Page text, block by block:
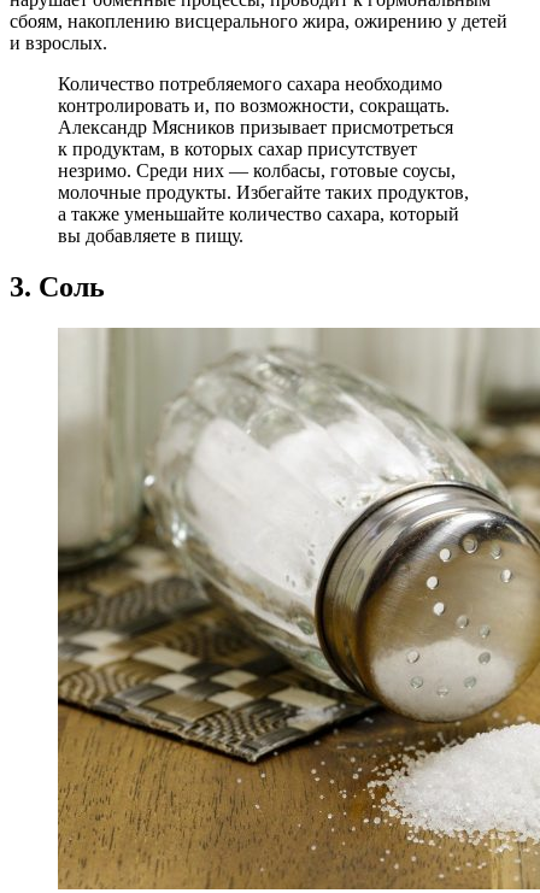
сбоям, накоплению висцерального жира, ожирению у детей
и взрослых.
Количество потребляемого сахара необходимо
контролировать и, по возможности, сокращать.
Александр Мясников призывает присмотреться
к продуктам, в которых сахар присутствует
незримо. Среди них — колбасы, готовые соусы,
молочные продукты. Избегайте таких продуктов,
а также уменьшайте количество сахара, который
вы добавляете в пищу.
3. Соль